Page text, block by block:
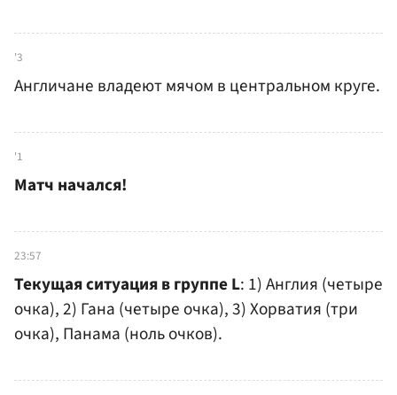
'3
Англичане владеют мячом в центральном круге.
'1
Матч начался!
23:57
Текущая ситуация в группе L: 1) Англия (четыре
очка), 2) Гана (четыре очка), 3) Хорватия (три
очка), Панама (ноль очков).